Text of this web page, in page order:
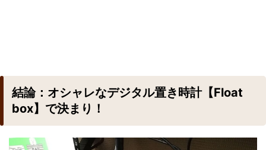
結論：オシャレなデジタル置き時計【Float
box】で決まり！